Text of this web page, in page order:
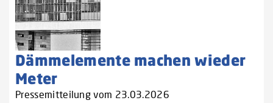
Dämmelemente machen wieder
Meter
Pressemitteilung vom 23.03.2026